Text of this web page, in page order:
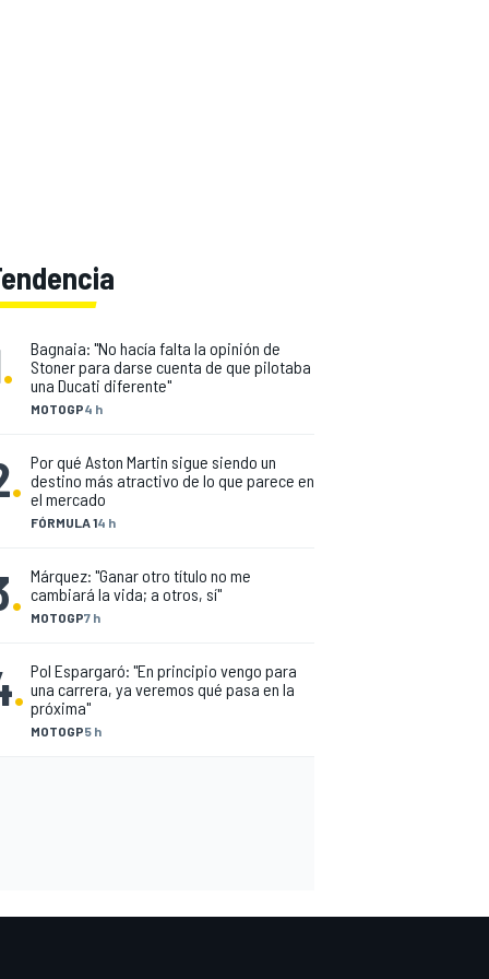
.
MOTOGP4 h
Bagnaia: "No hacía falta la opinión de
Stoner para darse cuenta de que pilotaba
una Ducati diferente"
.
FÓRMULA 14 h
Por qué Aston Martin sigue siendo un
destino más atractivo de lo que parece en
el mercado
. MOTOGP7 h
Márquez: "Ganar otro título no me
cambiará la vida; a otros, sí"
.
MOTOGP5 h
Pol Espargaró: "En principio vengo para
una carrera, ya veremos qué pasa en la
próxima"